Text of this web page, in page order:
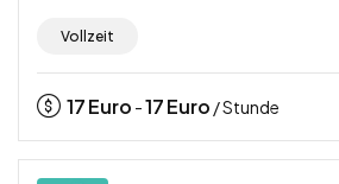
Vollzeit
17Euro -17Euro / Stunde